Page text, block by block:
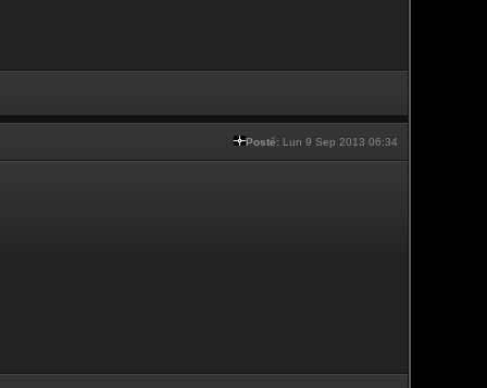
Posté: Lun 9 Sep 2013 06:34